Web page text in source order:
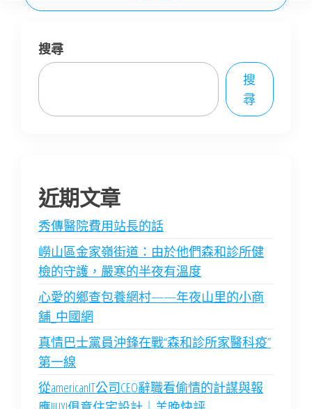
搜尋
搜
尋
近期文章
秀傳醫院費用站長的話
嶗山區金家嶺街道：由於他們森和診所健
檢的守護，嚴寒的半夜有溫度
心愛的鄉查包養網村——年夜山里的小商
舖_中國網
真情巴士黨員沖鋒在戰“森和診所家醫科疫”
第一線
從americanIT公司CEO辭職看偷情的計謀與報